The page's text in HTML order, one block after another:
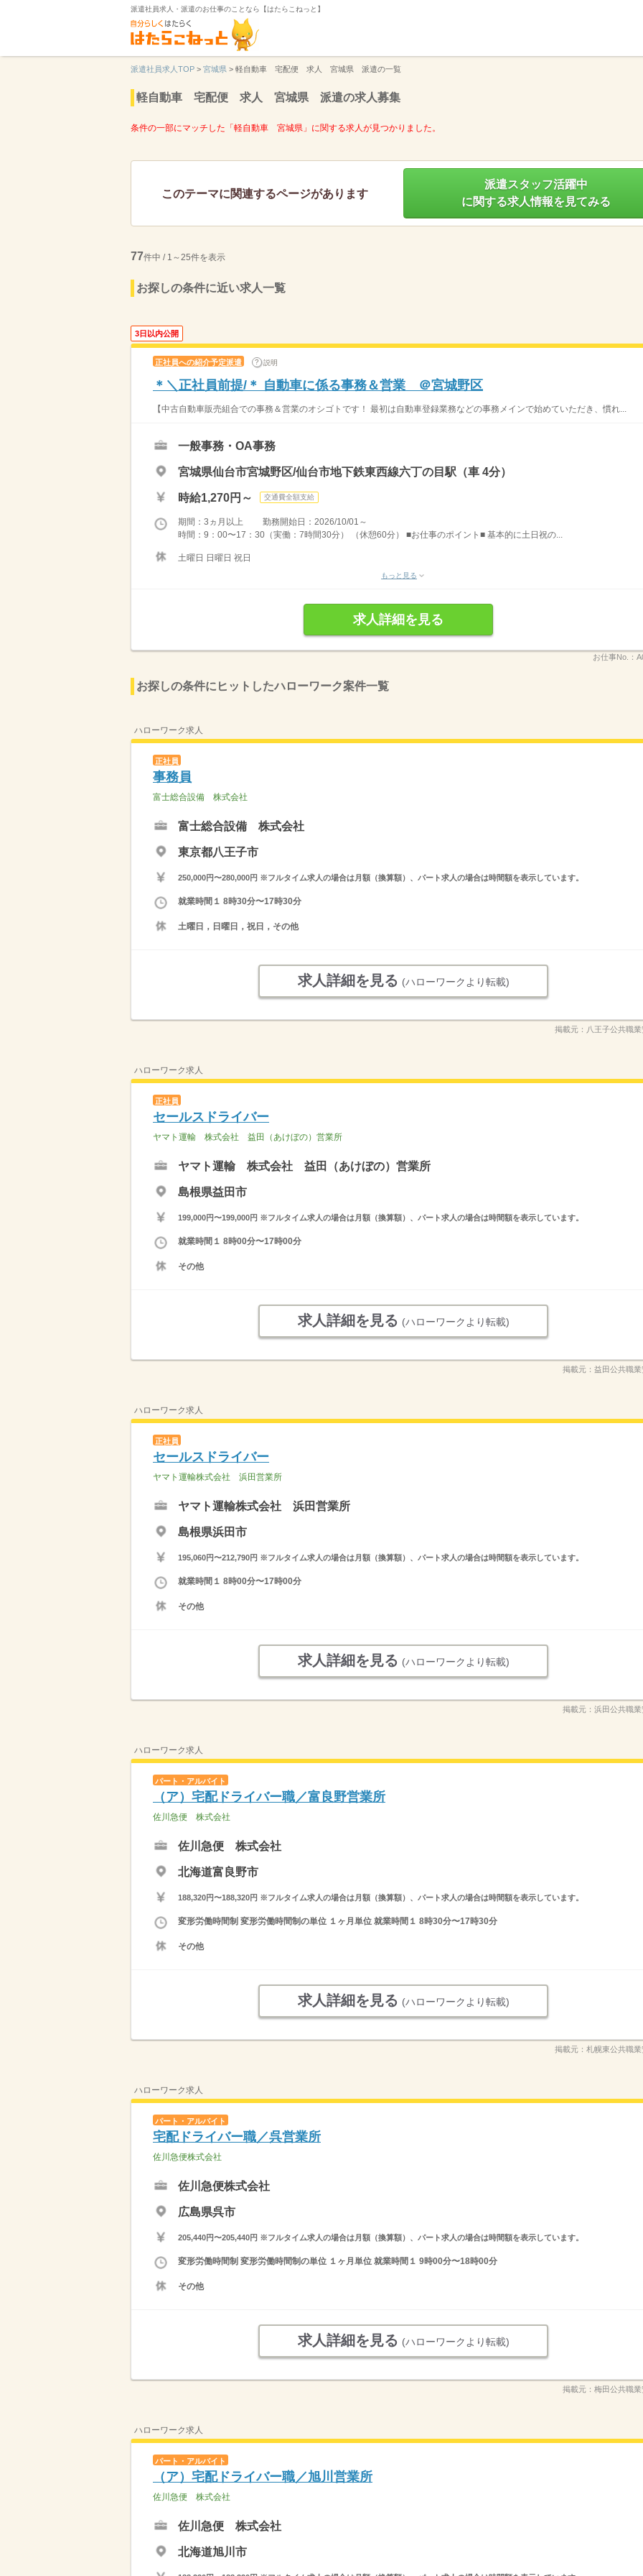
派遣社員求人・派遣のお仕事のことなら【はたらこねっと】
派遣社員求人TOP > 宮城県 > 軽自動車 宅配便 求人 宮城県 派遣の一覧
軽自動車 宅配便 求人 宮城県 派遣の求人募集
条件の一部にマッチした「軽自動車 宮城県」に関する求人が見つかりました。
このテーマに関連するページがあります
派遣スタッフ活躍中
に関する求人情報を見てみる
77件中 / 1～25件を表示
お探しの条件に近い求人一覧
3日以内公開
正社員への紹介予定派遣 説明
＊＼正社員前提/＊ 自動車に係る事務＆営業 ＠宮城野区
【中古自動車販売組合での事務＆営業のオシゴトです！ 最初は自動車登録業務などの事務メインで始めていただき、慣れ...
一般事務・OA事務
宮城県仙台市宮城野区/仙台市地下鉄東西線六丁の目駅（車 4分）
時給1,270円～ 交通費全額支給
期間：3ヵ月以上 勤務開始日：2026/10/01～
時間：9：00〜17：30（実働：7時間30分） （休憩60分） ■お仕事のポイント■ 基本的に土日祝の...
土曜日 日曜日 祝日
もっと見る
求人詳細を見る
お仕事No.：
お探しの条件にヒットしたハローワーク案件一覧
ハローワーク求人
正社員
事務員
富士総合設備 株式会社
富士総合設備 株式会社
東京都八王子市
250,000円〜280,000円 ※フルタイム求人の場合は月額（換算額）、パート求人の場合は時間額を表示しています。
就業時間１ 8時30分〜17時30分
土曜日，日曜日，祝日，その他
求人詳細を見る (ハローワークより転載)
掲載元： 八王子公共職
ハローワーク求人
正社員
セールスドライバー
ヤマト運輸 株式会社 益田（あけぼの）営業所
ヤマト運輸 株式会社 益田（あけぼの）営業所
島根県益田市
199,000円〜199,000円 ※フルタイム求人の場合は月額（換算額）、パート求人の場合は時間額を表示しています。
就業時間１ 8時00分〜17時00分
その他
求人詳細を見る (ハローワークより転載)
掲載元： 益田公共職
ハローワーク求人
正社員
セールスドライバー
ヤマト運輸株式会社 浜田営業所
ヤマト運輸株式会社 浜田営業所
島根県浜田市
195,060円〜212,790円 ※フルタイム求人の場合は月額（換算額）、パート求人の場合は時間額を表示しています。
就業時間１ 8時00分〜17時00分
その他
求人詳細を見る (ハローワークより転載)
掲載元： 浜田公共職
ハローワーク求人
パート・アルバイト
（ア）宅配ドライバー職／富良野営業所
佐川急便 株式会社
佐川急便 株式会社
北海道富良野市
188,320円〜188,320円 ※フルタイム求人の場合は月額（換算額）、パート求人の場合は時間額を表示しています。
変形労働時間制 変形労働時間制の単位 １ヶ月単位 就業時間１ 8時30分〜17時30分
その他
求人詳細を見る (ハローワークより転載)
掲載元： 札幌東公共職
ハローワーク求人
パート・アルバイト
宅配ドライバー職／呉営業所
佐川急便株式会社
佐川急便株式会社
広島県呉市
205,440円〜205,440円 ※フルタイム求人の場合は月額（換算額）、パート求人の場合は時間額を表示しています。
変形労働時間制 変形労働時間制の単位 １ヶ月単位 就業時間１ 9時00分〜18時00分
その他
求人詳細を見る (ハローワークより転載)
掲載元： 梅田公共職
ハローワーク求人
パート・アルバイト
（ア）宅配ドライバー職／旭川営業所
佐川急便 株式会社
佐川急便 株式会社
北海道旭川市